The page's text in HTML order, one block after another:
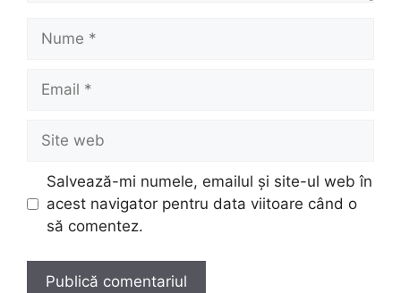
Nume
Email
Site
web
Salvează-mi numele, emailul și site-ul web în
acest navigator pentru data viitoare când o
să comentez.